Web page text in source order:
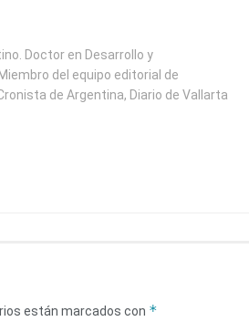
Doctor en Desarrollo y
del equipo editorial de
de Argentina, Diario de Vallarta
están marcados con *